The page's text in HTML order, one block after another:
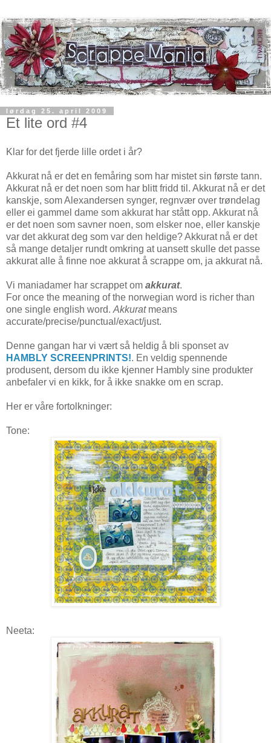
lørdag 25. april 2009
Et lite ord #4
Klar for det fjerde lille ordet i år?
Akkurat nå er det en femåring som har mistet sin første tann.
Akkurat nå er det noen som har blitt fridd til. Akkurat nå er det
kanskje, som Alexandersen synger, regnvær over trøndelag
eller ei gammel dame som akkurat har stått opp. Akkurat nå
er det noen som savner noen, som elsker noe, eller kanskje
var det akkurat deg som var den heldige? Akkurat nå er det
så mange detaljer rundt omkring at uansett skulle det passe
akkurat alle å finne noe akkurat å scrappe om, ja akkurat nå.
Vi maniadamer har scrappet om akkurat.
For once the meaning of the norwegian word is richer than
one single english word. Akkuratmeans
accurate/precise/punctual/exact/just.
Denne gangan har vi vært så heldig å bli sponset av
HAMBLY SCREENPRINTS!. En veldig spennende
produsent, dersom du ikke kjenner Hambly sine produkter
anbefaler vi en kikk, for å ikke snakke om en scrap.
Her er våre fortolkninger:
Tone:
Neeta: